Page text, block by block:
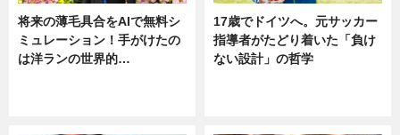
将来の薄毛具合をAIで無料シ
ミュレーション！手がけたの
は洋ランの世界的…
17歳でドイツへ。元サッカー
指導者がたどり着いた「負け
ない設計」の哲学